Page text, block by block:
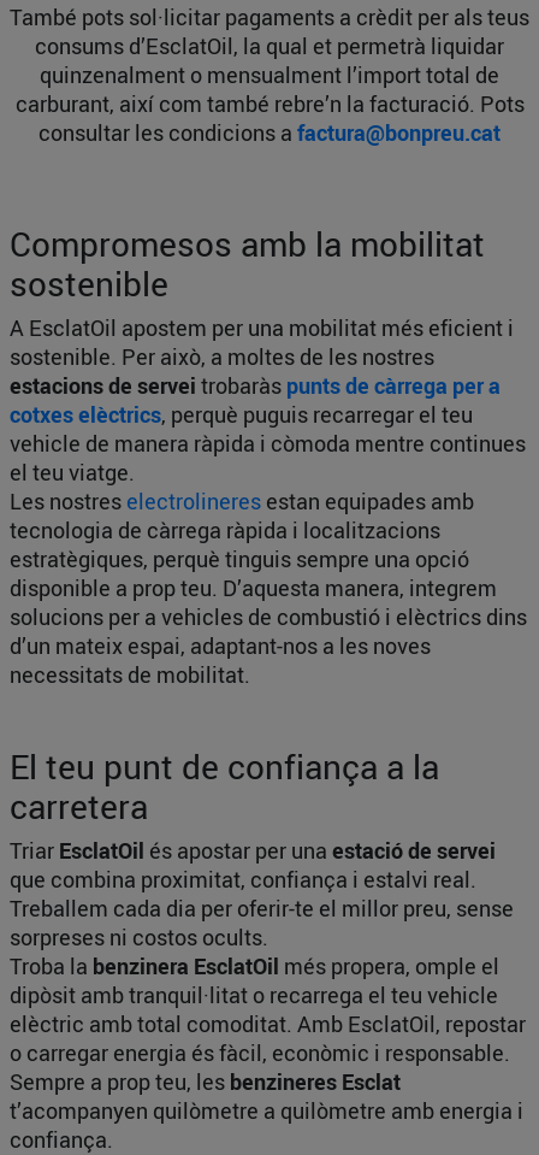
També pots sol·licitar pagaments a crèdit per als teus
consums d’EsclatOil, la qual et permetrà liquidar
quinzenalment o mensualment l’import total de
carburant, així com també rebre’n la facturació. Pots
consultar les condicions a factura@bonpreu.cat
Compromesos amb la mobilitat
sostenible
A EsclatOil apostem per una mobilitat més eficient i
sostenible. Per això, a moltes de les nostres
estacions de servei trobaràs punts de càrrega per a
cotxes elèctrics, perquè puguis recarregar el teu
vehicle de manera ràpida i còmoda mentre continues
el teu viatge.
Les nostres electrolineres estan equipades amb
tecnologia de càrrega ràpida i localitzacions
estratègiques, perquè tinguis sempre una opció
disponible a prop teu. D’aquesta manera, integrem
solucions per a vehicles de combustió i elèctrics dins
d’un mateix espai, adaptant-nos a les noves
necessitats de mobilitat.
El teu punt de confiança a la
carretera
Triar EsclatOil és apostar per una estació de servei
que combina proximitat, confiança i estalvi real.
Treballem cada dia per oferir-te el millor preu, sense
sorpreses ni costos ocults.
Troba la benzinera EsclatOil més propera, omple el
dipòsit amb tranquil·litat o recarrega el teu vehicle
elèctric amb total comoditat. Amb EsclatOil, repostar
o carregar energia és fàcil, econòmic i responsable.
Sempre a prop teu, les benzineres Esclat
t’acompanyen quilòmetre a quilòmetre amb energia i
confiança.